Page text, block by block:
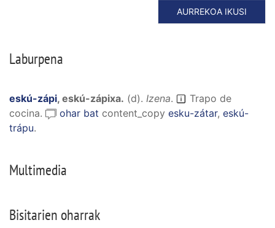
AURREKOA IKUSI
Laburpena
eskú-zápi, eskú-zápixa. (d). Izena.
Trapo de
cocina.
ohar bat content_copy esku-zátar, eskú-
trápu.
Multimedia
Bisitarien oharrak